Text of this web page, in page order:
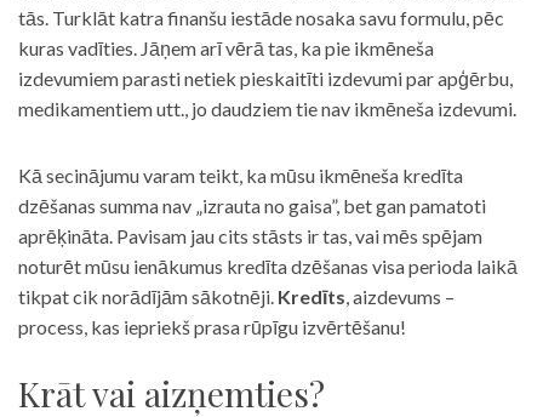
tās. Turklāt katra finanšu iestāde nosaka savu formulu, pēc
kuras vadīties. Jāņem arī vērā tas, ka pie ikmēneša
izdevumiem parasti netiek pieskaitīti izdevumi par apģērbu,
medikamentiem utt., jo daudziem tie nav ikmēneša izdevumi.
Kā secinājumu varam teikt, ka mūsu ikmēneša kredīta
dzēšanas summa nav „izrauta no gaisa”, bet gan pamatoti
aprēķināta. Pavisam jau cits stāsts ir tas, vai mēs spējam
noturēt mūsu ienākumus kredīta dzēšanas visa perioda laikā
tikpat cik norādījām sākotnēji. Kredīts, aizdevums –
process, kas iepriekš prasa rūpīgu izvērtēšanu!
Krāt vai aizņemties?